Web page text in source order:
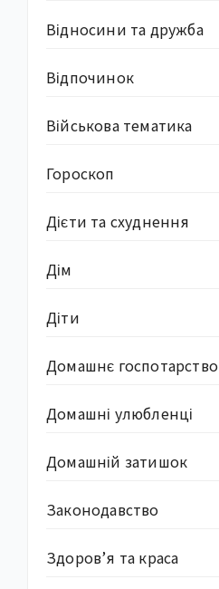
Відносини та дружба
Відпочинок
Військова тематика
Гороскоп
Дієти та схуднення
Дім
Діти
Домашнє госпотарство
Домашні улюбленці
Домашній затишок
Законодавство
Здоров’я та краса